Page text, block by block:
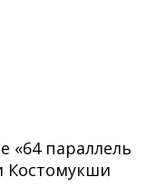
«64 параллель
Костомукши